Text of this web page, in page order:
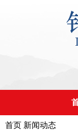
首页 新闻动态